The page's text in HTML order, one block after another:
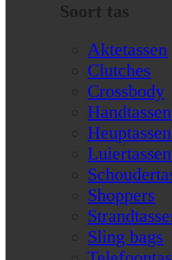
Soort tas
Aktetassen
Clutches
Crossbody
Handtassen
Heuptassen
Luiertassen
Shoppers
Sling bags